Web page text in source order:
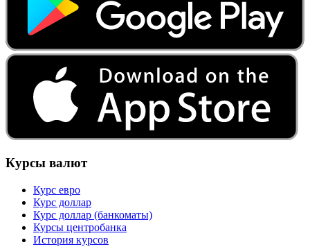
Курсы валют
Курс евро
Курс доллар
Курс доллар (банкоматы)
Курсы центробанка
История курсов